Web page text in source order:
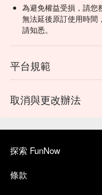
為避免權益受損，請您
無法延後原訂使用時間
請知悉。
平台規範
取消與更改辦法
探索 FunNow
條款